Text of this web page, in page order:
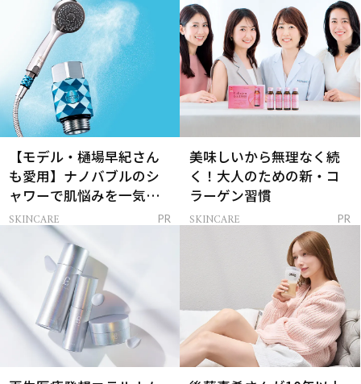
【モデル・樋場早紀さん
も愛用】ナノバブルのシ
ャワーで肌悩みを一気に
解決
SKINCARE PR
美味しいから無理なく続
く！大人のための新・コ
ラーゲン習慣
SKINCARE PR